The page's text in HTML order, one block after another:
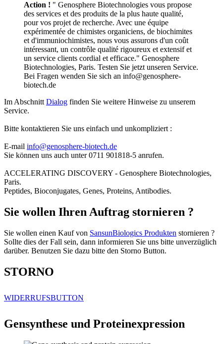
Action ! " Genosphere Biotechnologies vous propose
des services et des produits de la plus haute qualité,
pour vos projet de recherche. Avec une équipe
expérimentée de chimistes organiciens, de biochimites
et d'immuniochimistes, nous vous assurons d'un coût
intéressant, un contrôle qualité rigoureux et extensif et
un service clients cordial et efficace." Genosphere
Biotechnologies, Paris. Testen Sie jetzt unseren Service.
Bei Fragen wenden Sie sich an info@genosphere-
biotech.de
Im Abschnitt Dialog finden Sie weitere Hinweise zu unserem
Service.
Bitte kontaktieren Sie uns einfach und unkompliziert :
E-mail info@genosphere-biotech.de
Sie können uns auch unter 0711 901818-5 anrufen.
ACCELERATING DISCOVERY - Genosphere Biotechnologies,
Paris.
Peptides, Bioconjugates, Genes, Proteins, Antibodies.
Sie wollen Ihren Auftrag stornieren ?
Sie wollen einen Kauf von SansunBiologics Produkten stornieren ?
Sollte dies der Fall sein, dann informieren Sie uns bitte unverzüglich
darüber. Benutzen Sie dazu bitte den Storno Button.
STORNO
WIDERRUFSBUTTON
Gensynthese und Proteinexpression